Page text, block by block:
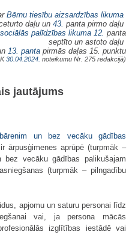
Bērnu tiesību aizsardzības likuma
daļu un 43. panta pirmo daļu
palīdzības likuma 12. panta
septīto un astoto daļu
13. panta pirmās daļas 15. punktu
30.04.2024. noteikumu Nr. 275 redakcijā)
jautājums
un bez vecāku gādības
ir ārpusģimenes aprūpē (turpmāk –
vecāku gādības palikušajam
(turpmāk – pilngadību
apjomu un saturu personai līdz
vai, ja persona mācās
izglītības iestādē vai